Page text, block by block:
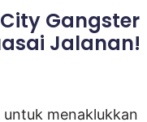
Gangster
Jalanan!
menaklukkan